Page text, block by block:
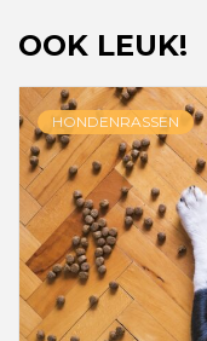
OOK LEUK!
HONDENRASSEN